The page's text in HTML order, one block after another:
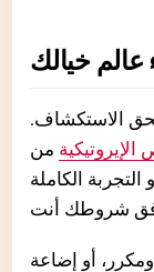
عالم خيالك
الاستكشاف.
من My Spicy Vanilla، يمكنك
التجربة الكاملة
أو إضاعة